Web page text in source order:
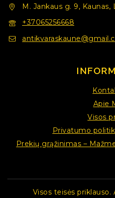
M. Jankaus g. 9, Kaunas,
+37065256668
Apie
Visos
Privatumo
Prekių grąžinimas –
Visos teisės priklauso.